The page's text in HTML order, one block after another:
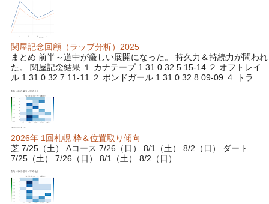
関屋記念回顧（ラップ分析）2025
まとめ 前半～道中が厳しい展開になった。 持久力＆持続力が問われ
た。 関屋記念結果 １ カナテープ 1.31.0 32.5 15-14 ２ オフトレイ
ル 1.31.0 32.7 11-11 ２ ボンドガール 1.31.0 32.8 09-09 ４ トラ...
2026年 1回札幌 枠＆位置取り傾向
芝 7/25（土） Aコース 7/26（日） 8/1（土） 8/2（日） ダート
7/25（土） 7/26（日） 8/1（土） 8/2（日）